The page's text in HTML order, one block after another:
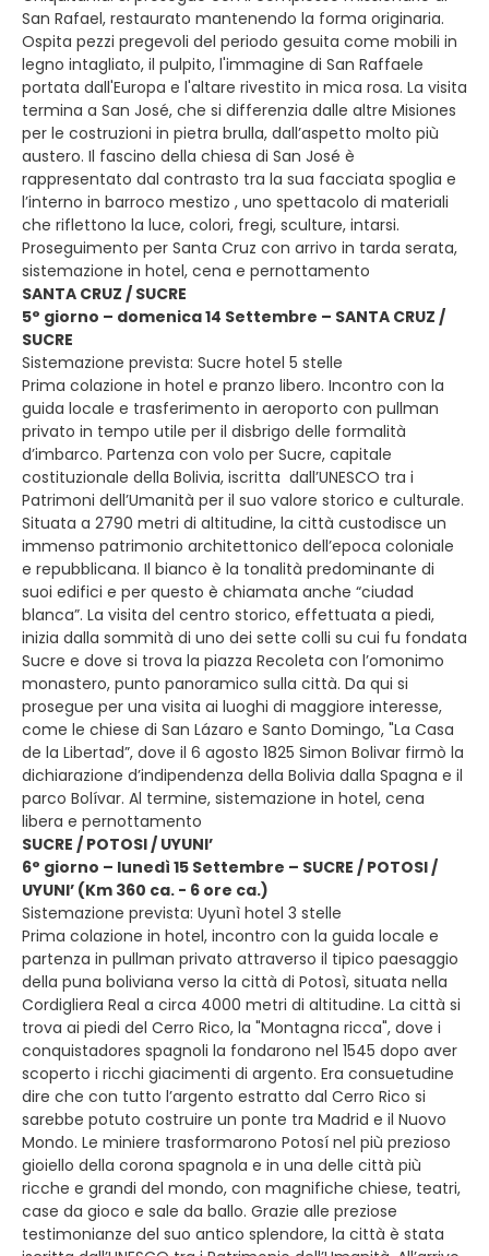
San Rafael, restaurato mantenendo la forma originaria.
Ospita pezzi pregevoli del periodo gesuita come mobili in
legno intagliato, il pulpito, l'immagine di San Raffaele
portata dall'Europa e l'altare rivestito in mica rosa. La visita
termina a San José, che si differenzia dalle altre Misiones
per le costruzioni in pietra brulla, dall’aspetto molto più
austero. Il fascino della chiesa di San José è
rappresentato dal contrasto tra la sua facciata spoglia e
l’interno in barroco mestizo , uno spettacolo di materiali
che riflettono la luce, colori, fregi, sculture, intarsi.
Proseguimento per Santa Cruz con arrivo in tarda serata,
sistemazione in hotel, cena e pernottamento
SANTA CRUZ / SUCRE
5° giorno – domenica 14 Settembre – SANTA CRUZ /
SUCRE
Sistemazione prevista: Sucre hotel 5 stelle
Prima colazione in hotel e pranzo libero. Incontro con la
guida locale e trasferimento in aeroporto con pullman
privato in tempo utile per il disbrigo delle formalità
d’imbarco. Partenza con volo per Sucre, capitale
costituzionale della Bolivia, iscritta dall’UNESCO tra i
Patrimoni dell’Umanità per il suo valore storico e culturale.
Situata a 2790 metri di altitudine, la città custodisce un
immenso patrimonio architettonico dell’epoca coloniale
e repubblicana. Il bianco è la tonalità predominante di
suoi edifici e per questo è chiamata anche “ciudad
blanca”. La visita del centro storico, effettuata a piedi,
inizia dalla sommità di uno dei sette colli su cui fu fondata
Sucre e dove si trova la piazza Recoleta con l’omonimo
monastero, punto panoramico sulla città. Da qui si
prosegue per una visita ai luoghi di maggiore interesse,
come le chiese di San Lázaro e Santo Domingo, "La Casa
de la Libertad”, dove il 6 agosto 1825 Simon Bolivar firmò la
dichiarazione d’indipendenza della Bolivia dalla Spagna e il
parco Bolívar. Al termine, sistemazione in hotel, cena
libera e pernottamento
SUCRE / POTOSI / UYUNI’
6° giorno – lunedì 15 Settembre – SUCRE / POTOSI /
UYUNI’ (Km 360 ca. - 6 ore ca.)
Sistemazione prevista: Uyunì hotel 3 stelle
Prima colazione in hotel, incontro con la guida locale e
partenza in pullman privato attraverso il tipico paesaggio
della puna boliviana verso la città di Potosì, situata nella
Cordigliera Real a circa 4000 metri di altitudine. La città si
trova ai piedi del Cerro Rico, la "Montagna ricca", dove i
conquistadores spagnoli la fondarono nel 1545 dopo aver
scoperto i ricchi giacimenti di argento. Era consuetudine
dire che con tutto l’argento estratto dal Cerro Rico si
sarebbe potuto costruire un ponte tra Madrid e il Nuovo
Mondo. Le miniere trasformarono Potosí nel più prezioso
gioiello della corona spagnola e in una delle città più
ricche e grandi del mondo, con magnifiche chiese, teatri,
case da gioco e sale da ballo. Grazie alle preziose
testimonianze del suo antico splendore, la città è stata